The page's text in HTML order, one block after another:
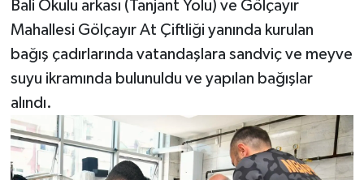
Bali Okulu arkası (Tanjant Yolu) ve Gölçayır
Mahallesi Gölçayır At Çiftliği yanında kurulan
bağış çadırlarında vatandaşlara sandviç ve meyve
suyu ikramında bulunuldu ve yapılan bağışlar
alındı.